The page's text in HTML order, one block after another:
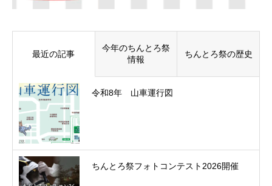
最近の記事
今年のちんとろ祭
情報
ちんとろ祭の歴史
令和8年 山車運行図
ちんとろ祭フォトコンテスト2026開催